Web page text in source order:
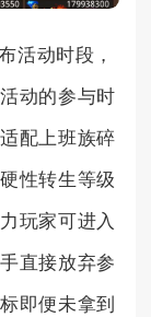
活动时段，
动的参与时
配上班族碎
性转生等级
玩家可进入
直接放弃参
即便未拿到